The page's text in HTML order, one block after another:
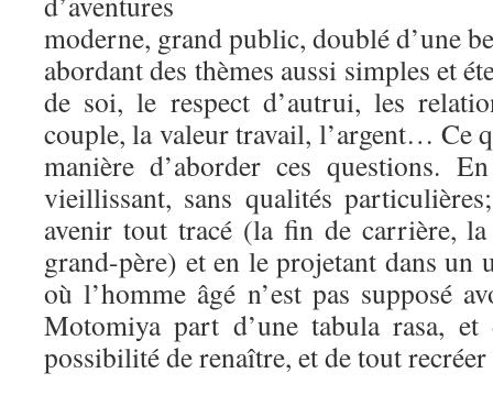
moderne, grand public, doublé d’une
abordant des thèmes aussi simples et
de soi, le respect d’autrui, les
couple, la valeur travail, l’argent… Ce
manière d’aborder ces questions.
vieillissant, sans qualités
avenir tout tracé (la fin de carrière,
grand-père) et en le projetant dans
où l’homme âgé n’est pas supposé
Motomiya part d’une tabula rasa,
possibilité de renaître, et de tout